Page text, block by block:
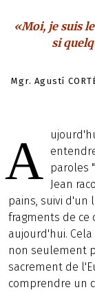
«Moi, je suis
si
Mgr. Agustí
A
paroles
Jean
pains, suivi d'un
fragments de ce
aujourd'hui.
non seulement
sacrement de
comprendre un